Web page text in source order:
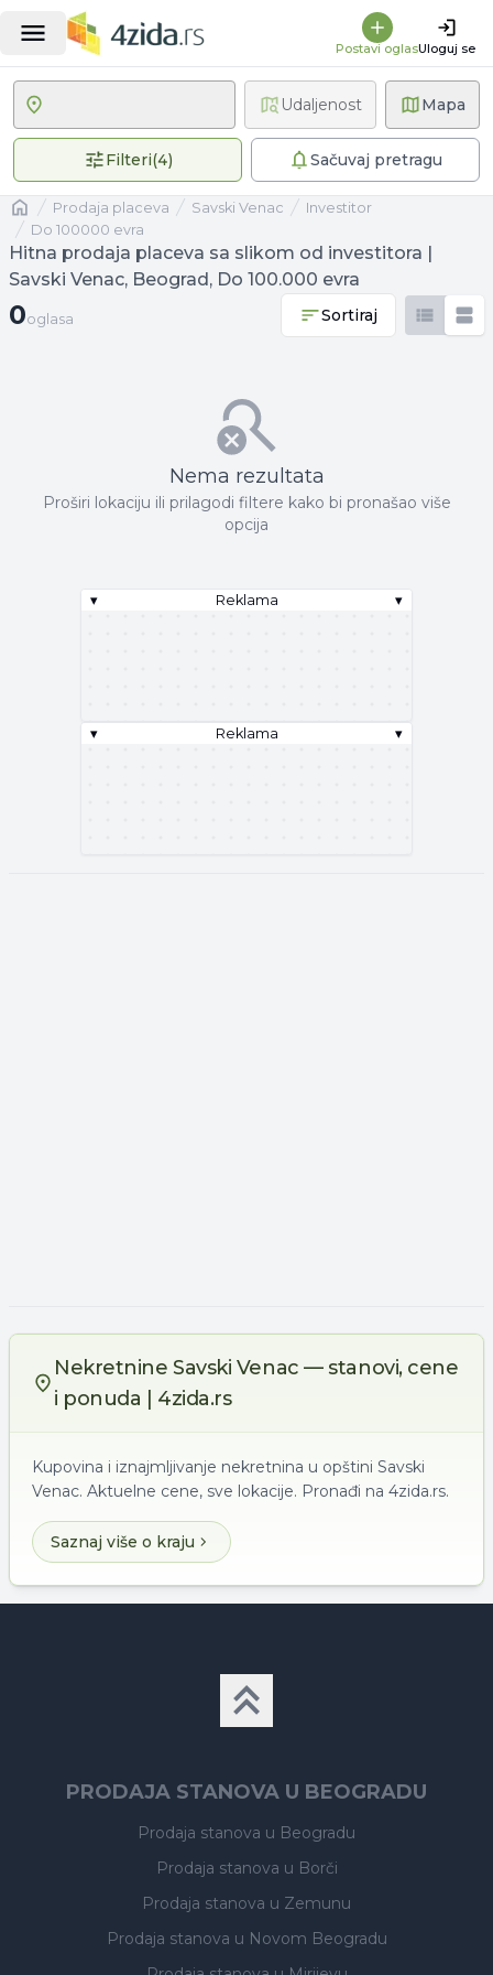
Postavi oglasUloguj se
Mapa
Filteri(4)4 primenjena filteraSačuvaj pretragu
Udaljenost
Naslovnaprodaja placeva Savski Venac
investitor
Do 100000 evra
Hitna prodaja placeva sa slikom od investitora |
Savski Venac, Beograd, Do 100.000 evra
0 oglasa
0oglasa Sortiraj
Nema rezultata
Proširi lokaciju ili prilagodi filtere kako bi pronašao više
opcija
▾ Reklama ▾
▾ Reklama ▾
Nekretnine Savski Venac — stanovi, cene
i ponuda | 4zida.rs
Kupovina i iznajmljivanje nekretnina u opštini Savski
Venac. Aktuelne cene, sve lokacije. Pronađi na 4zida.rs.
Saznaj više o kraju
PRODAJA STANOVA U BEOGRADU
Prodaja stanova u Beogradu
Prodaja stanova u Borči
Prodaja stanova u Zemunu
Prodaja stanova u Novom Beogradu